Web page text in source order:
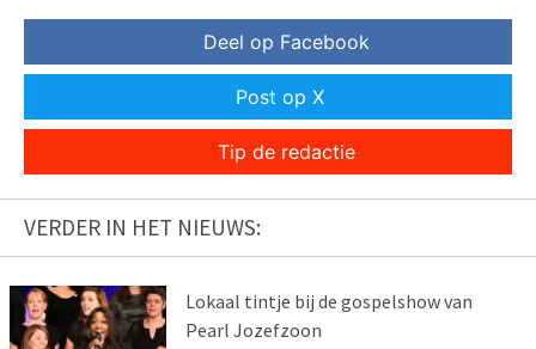
Deel op Facebook
Post op X
Tip de redactie
VERDER IN HET NIEUWS:
Lokaal tintje bij de gospelshow van
Pearl Jozefzoon